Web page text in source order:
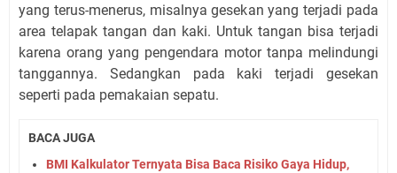
yang terus-menerus, misalnya gesekan yang terjadi pada
area telapak tangan dan kaki. Untuk tangan bisa terjadi
karena orang yang pengendara motor tanpa melindungi
tanggannya. Sedangkan pada kaki terjadi gesekan
seperti pada pemakaian sepatu.
BACA JUGA
BMI Kalkulator Ternyata Bisa Baca Risiko Gaya Hidup,